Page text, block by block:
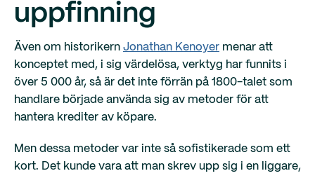
uppfinning
Även om historikern Jonathan Kenoyer menar att
konceptet med, i sig värdelösa, verktyg har funnits i
över 5 000 år, så är det inte förrän på 1800-talet som
handlare började använda sig av metoder för att
hantera krediter av köpare.
Men dessa metoder var inte så sofistikerade som ett
kort. Det kunde vara att man skrev upp sig i en liggare,